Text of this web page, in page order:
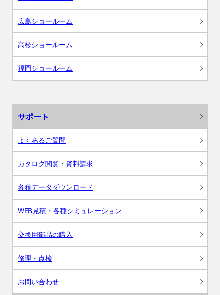
広島ショールーム
高松ショールーム
福岡ショールーム
サポート
よくあるご質問
カタログ閲覧・資料請求
各種データダウンロード
WEB見積・各種シミュレーション
交換用部品の購入
修理・点検
お問い合わせ